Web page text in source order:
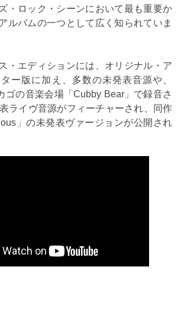
・ロック・シーンにおいて最も重要か
ルバムの一つとして広く知られていま
・エディションには、オリジナル・ア
ー版に加え、多数の未発表音源や、
ゴの音楽会場「Cubby Bear」で録音さ
ライヴ音源がフィーチャーされ、同作
」の未発表ヴァージョンが公開され